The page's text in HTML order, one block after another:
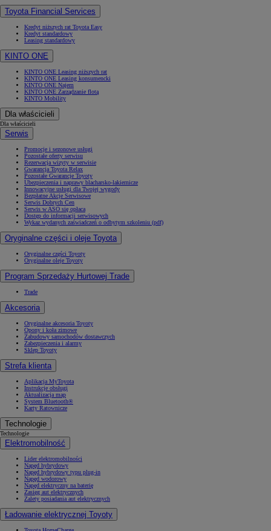
Toyota Financial Services
Kredyt niższych rat Toyota Easy
Kredyt standardowy
Leasing standardowy
KINTO ONE
KINTO ONE Leasing niższych rat
KINTO ONE Leasing konsumencki
KINTO ONE Najem
KINTO ONE Zarządzanie flotą
KINTO Mobility
Dla właścicieli
Dla właścicieli
Serwis
Promocje i sezonowe usługi
Pozostałe oferty serwisu
Rezerwacja wizyty w serwisie
Gwarancja Toyota Relax
Pozostałe Gwarancje Toyoty
Ubezpieczenia i naprawy blacharsko-lakiernicze
Innowacyjne usługi dla Twojej wygody
Bezpłatne Akcje Serwisowe
Serwis Dobrych Cen
Serwis w ASO się opłaca
Dostęp do informacji serwisowych
Wykaz wydanych zaświadczeń o odbytym szkoleniu (pdf)
Oryginalne części i oleje Toyota
Oryginalne części Toyoty
Oryginalne oleje Toyoty
Program Sprzedaży Hurtowej Trade
Trade
Akcesoria
Oryginalne akcesoria Toyoty
Opony i koła zimowe
Zabudowy samochodów dostawczych
Zabezpieczenia i alarmy
Sklep Toyoty
Strefa klienta
Aplikacja MyToyota
Instrukcje obsługi
Aktualizacja map
System Bluetooth®
Karty Ratownicze
Technologie
Technologie
Elektromobilność
Lider elektromobilności
Napęd hybrydowy
Napęd hybrydowy typu plug-in
Napęd wodorowy
Napęd elektryczny na baterię
Zasięg aut elektrycznych
Zalety posiadania aut elektrycznych
Ładowanie elektrycznej Toyoty